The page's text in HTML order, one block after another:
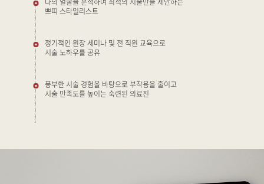
나의 얼굴을 분석하여 최적의 시술만을 제안하는
쁘띠 스타일리스트
정기적인 원장 세미나 및 전 직원 교육으로
시술 노하우를 공유
풍부한 시술 경험을 바탕으로 부작용을 줄이고
시술 만족도를 높이는 숙련된 의료진